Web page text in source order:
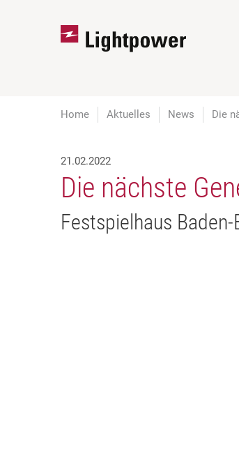
Home Aktuelles News Die
21.02.2022
Die nächste
Festspielhaus